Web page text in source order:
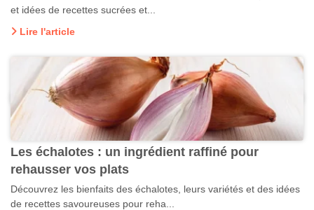
et idées de recettes sucrées et...
Lire l'article
Les échalotes : un ingrédient raffiné pour
rehausser vos plats
Découvrez les bienfaits des échalotes, leurs variétés et des idées
de recettes savoureuses pour reha...